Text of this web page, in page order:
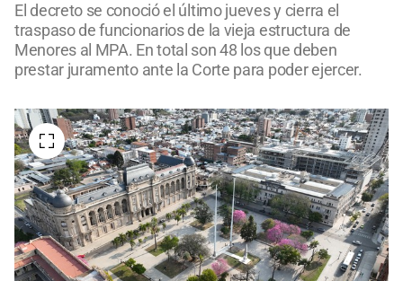
El decreto se conoció el último jueves y cierra el
traspaso de funcionarios de la vieja estructura de
Menores al MPA. En total son 48 los que deben
prestar juramento ante la Corte para poder ejercer.